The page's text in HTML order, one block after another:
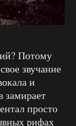
Потому
звучание
и
замирает
просто
рифах